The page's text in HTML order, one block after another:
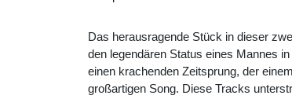
Das herausragende Stück in dieser
den legendären Status eines Mannes
einen krachenden Zeitsprung, der
großartigen Song. Diese Tracks